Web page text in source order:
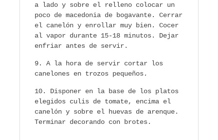
a lado y sobre el relleno colocar un
poco de macedonia de bogavante. Cerrar
el canelón y enrollar muy bien. Cocer
al vapor durante 15-18 minutos. Dejar
enfriar antes de servir.
A la hora de servir cortar los
canelones en trozos pequeños.
Disponer en la base de los platos
elegidos culis de tomate, encima el
canelón y sobre el huevas de arenque.
Terminar decorando con brotes.